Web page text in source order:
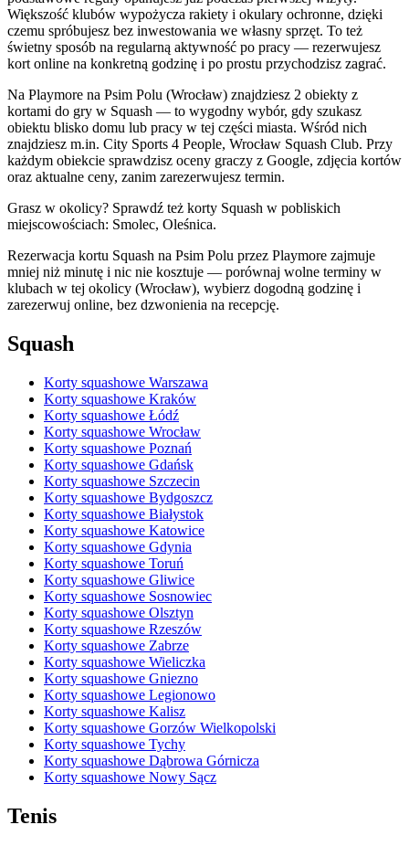
Większość klubów wypożycza rakiety i okulary ochronne, dzięki
czemu spróbujesz bez inwestowania we własny sprzęt. To też
świetny sposób na regularną aktywność po pracy — rezerwujesz
kort online na konkretną godzinę i po prostu przychodzisz zagrać.
Na Playmore na Psim Polu (Wrocław) znajdziesz 2 obiekty z
kortami do gry w Squash — to wygodny wybór, gdy szukasz
obiektu blisko domu lub pracy w tej części miasta. Wśród nich
znajdziesz m.in. City Sports 4 People, Wrocław Squash Club. Przy
każdym obiekcie sprawdzisz oceny graczy z Google, zdjęcia kortów
oraz aktualne ceny, zanim zarezerwujesz termin.
Grasz w okolicy? Sprawdź też korty Squash w pobliskich
miejscowościach: Smolec, Oleśnica.
Rezerwacja kortu Squash na Psim Polu przez Playmore zajmuje
mniej niż minutę i nic nie kosztuje — porównaj wolne terminy w
klubach w tej okolicy (Wrocław), wybierz dogodną godzinę i
zarezerwuj online, bez dzwonienia na recepcję.
Squash
Korty squashowe Warszawa
Korty squashowe Kraków
Korty squashowe Łódź
Korty squashowe Wrocław
Korty squashowe Poznań
Korty squashowe Gdańsk
Korty squashowe Szczecin
Korty squashowe Bydgoszcz
Korty squashowe Białystok
Korty squashowe Katowice
Korty squashowe Gdynia
Korty squashowe Toruń
Korty squashowe Gliwice
Korty squashowe Sosnowiec
Korty squashowe Olsztyn
Korty squashowe Rzeszów
Korty squashowe Zabrze
Korty squashowe Wieliczka
Korty squashowe Gniezno
Korty squashowe Legionowo
Korty squashowe Kalisz
Korty squashowe Gorzów Wielkopolski
Korty squashowe Tychy
Korty squashowe Dąbrowa Górnicza
Korty squashowe Nowy Sącz
Tenis